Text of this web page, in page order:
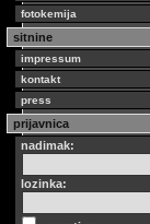
fotokemija
sitnine
impressum
kontakt
press
prijavnica
nadimak:
lozinka: